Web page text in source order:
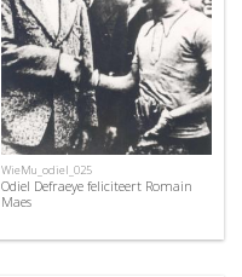
WieMu_odiel_025
Odiel Defraeye feliciteert Romain
Maes